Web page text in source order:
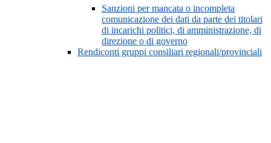
Sanzioni per mancata o incompleta
comunicazione dei dati da parte dei titolari
di incarichi politici, di amministrazione, di
direzione o di governo
Rendiconti gruppi consiliari regionali/provinciali